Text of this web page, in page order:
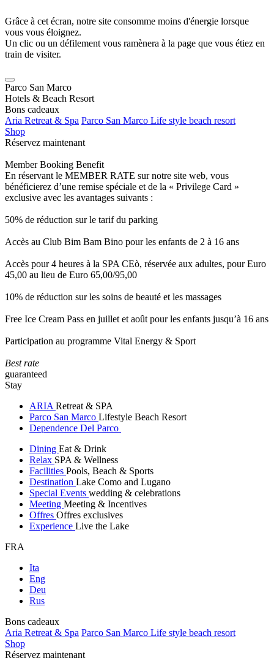
Grâce à cet écran, notre site consomme moins d'énergie lorsque
vous vous éloignez.
Un clic ou un défilement vous ramènera à la page que vous étiez en
train de visiter.
Parco San Marco
Hotels & Beach Resort
Bons cadeaux
Aria Retreat & Spa Parco San Marco Life style beach resort
Shop
Réservez maintenant
Member Booking Benefit
En réservant le MEMBER RATE sur notre site web, vous
bénéficierez d’une remise spéciale et de la « Privilege Card »
exclusive avec les avantages suivants :
50% de réduction sur le tarif du parking
Accès au Club Bim Bam Bino pour les enfants de 2 à 16 ans
Accès pour 4 heures à la SPA CEò, réservée aux adultes, pour Euro
45,00 au lieu de Euro 65,00/95,00
10% de réduction sur les soins de beauté et les massages
Free Ice Cream Pass en juillet et août pour les enfants jusqu’à 16 ans
Participation au programme Vital Energy & Sport
Best rate
guaranteed
Stay
ARIA Retreat & SPA
Parco San Marco Lifestyle Beach Resort
Dependence Del Parco
Dining Eat & Drink
Relax SPA & Wellness
Facilities Pools, Beach & Sports
Destination Lake Como and Lugano
Special Events wedding & celebrations
Meeting Meeting & Incentives
Offres Offres exclusives
Experience Live the Lake
FRA
Ita
Eng
Deu
Rus
Bons cadeaux
Aria Retreat & Spa Parco San Marco Life style beach resort
Shop
Réservez maintenant